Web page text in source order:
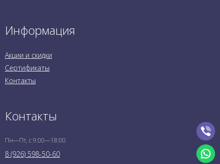
Информация
Акции и скидки
Сертификаты
Контакты
Контакты
Пн—Пт, с 9:00—18:00
8 (926) 598-50-60